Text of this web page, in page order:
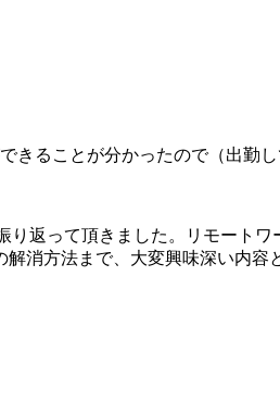
きることが分かったので（出勤
返って頂きました。リモート
消方法まで、大変興味深い内容